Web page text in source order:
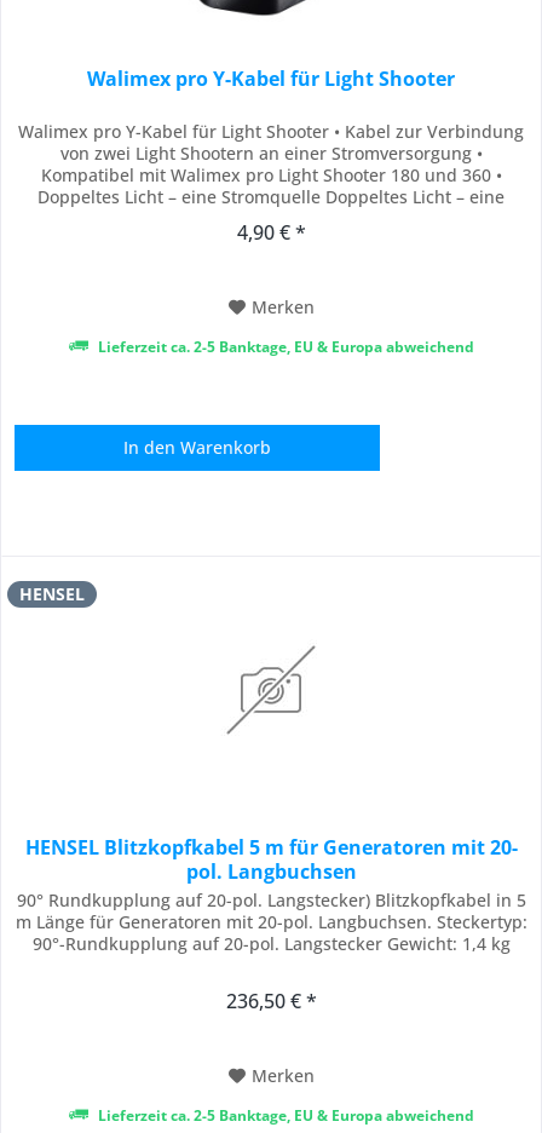
Walimex pro Y-Kabel für Light Shooter
Walimex pro Y-Kabel für Light Shooter • Kabel zur Verbindung
von zwei Light Shootern an einer Stromversorgung •
Kompatibel mit Walimex pro Light Shooter 180 und 360 •
Doppeltes Licht – eine Stromquelle Doppeltes Licht – eine
gleichzeitig mit einem Powerblock II bzw. Power Porta
4,90 € *
Merken
Lieferzeit ca. 2-5 Banktage, EU & Europa abweichend
In den Warenkorb
HENSEL
HENSEL Blitzkopfkabel 5 m für Generatoren mit 20-
pol. Langbuchsen
90° Rundkupplung auf 20-pol. Langstecker) Blitzkopfkabel in 5
m Länge für Generatoren mit 20-pol. Langbuchsen. Steckertyp:
90°-Rundkupplung auf 20-pol. Langstecker Gewicht: 1,4 kg
236,50 € *
Merken
Lieferzeit ca. 2-5 Banktage, EU & Europa abweichend